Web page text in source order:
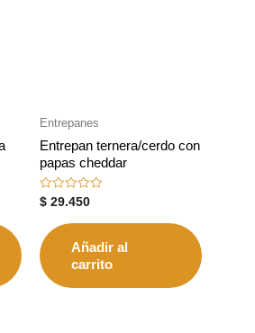
Entrepanes
Entrepan ternera/cerdo con
papas cheddar
Valorado
con
de
5
$ 29.450
Añadir al
carrito